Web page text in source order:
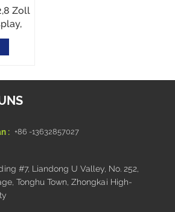
Zoll
: +86 -13632857027
#7, Liandong U Valley, No. 252,
Tonghu Town, Zhongkai High-